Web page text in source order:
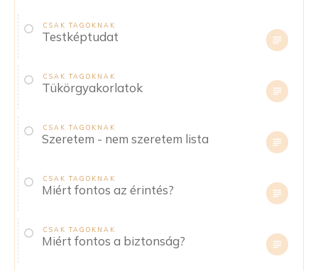
CSAK TAGOKNAK
Testképtudat
CSAK TAGOKNAK
Tükörgyakorlatok
CSAK TAGOKNAK
Szeretem - nem szeretem lista
CSAK TAGOKNAK
Miért fontos az érintés?
CSAK TAGOKNAK
Miért fontos a biztonság?